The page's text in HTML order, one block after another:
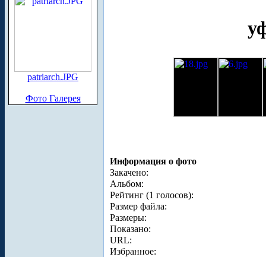
patriarch.JPG
Фото Галерея
Информация о фото
Закачено:
Альбом:
Рейтинг (1 голосов):
Размер файла:
Размеры:
Показано:
URL:
Избранное: